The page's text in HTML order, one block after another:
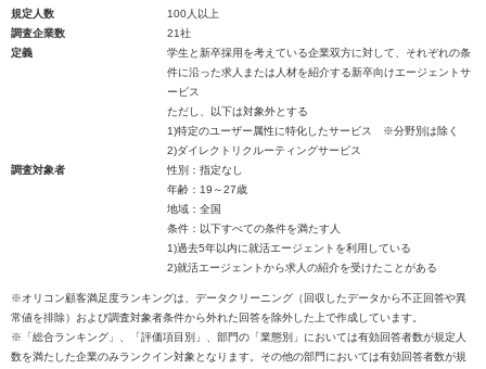
規定人数
100人以上
調査企業数
21社
定義
学生と新卒採用を考えている企業双方に対して、それぞれの条
件に沿った求人または人材を紹介する新卒向けエージェントサ
ービス
ただし、以下は対象外とする
1)特定のユーザー属性に特化したサービス ※分野別は除く
2)ダイレクトリクルーティングサービス
調査対象者
性別：指定なし
年齢：19～27歳
地域：全国
条件：以下すべての条件を満たす人
1)過去5年以内に就活エージェントを利用している
2)就活エージェントから求人の紹介を受けたことがある
※オリコン顧客満足度ランキングは、データクリーニング（回収したデータから不正回答や異
常値を排除）および調査対象者条件から外れた回答を除外した上で作成しています。
※「総合ランキング」、「評価項目別」、部門の「業態別」においては有効回答者数が規定人
数を満たした企業のみランクイン対象となります。その他の部門においては有効回答者数が規